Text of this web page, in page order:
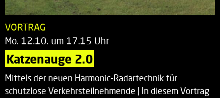
VORTRAG
Mo. 12.10. um 17.15 Uhr
Katzenauge 2.0
Mittels der neuen Harmonic-Radartechnik für
schutzlose Verkehrsteilnehmende | In diesem Vortrag